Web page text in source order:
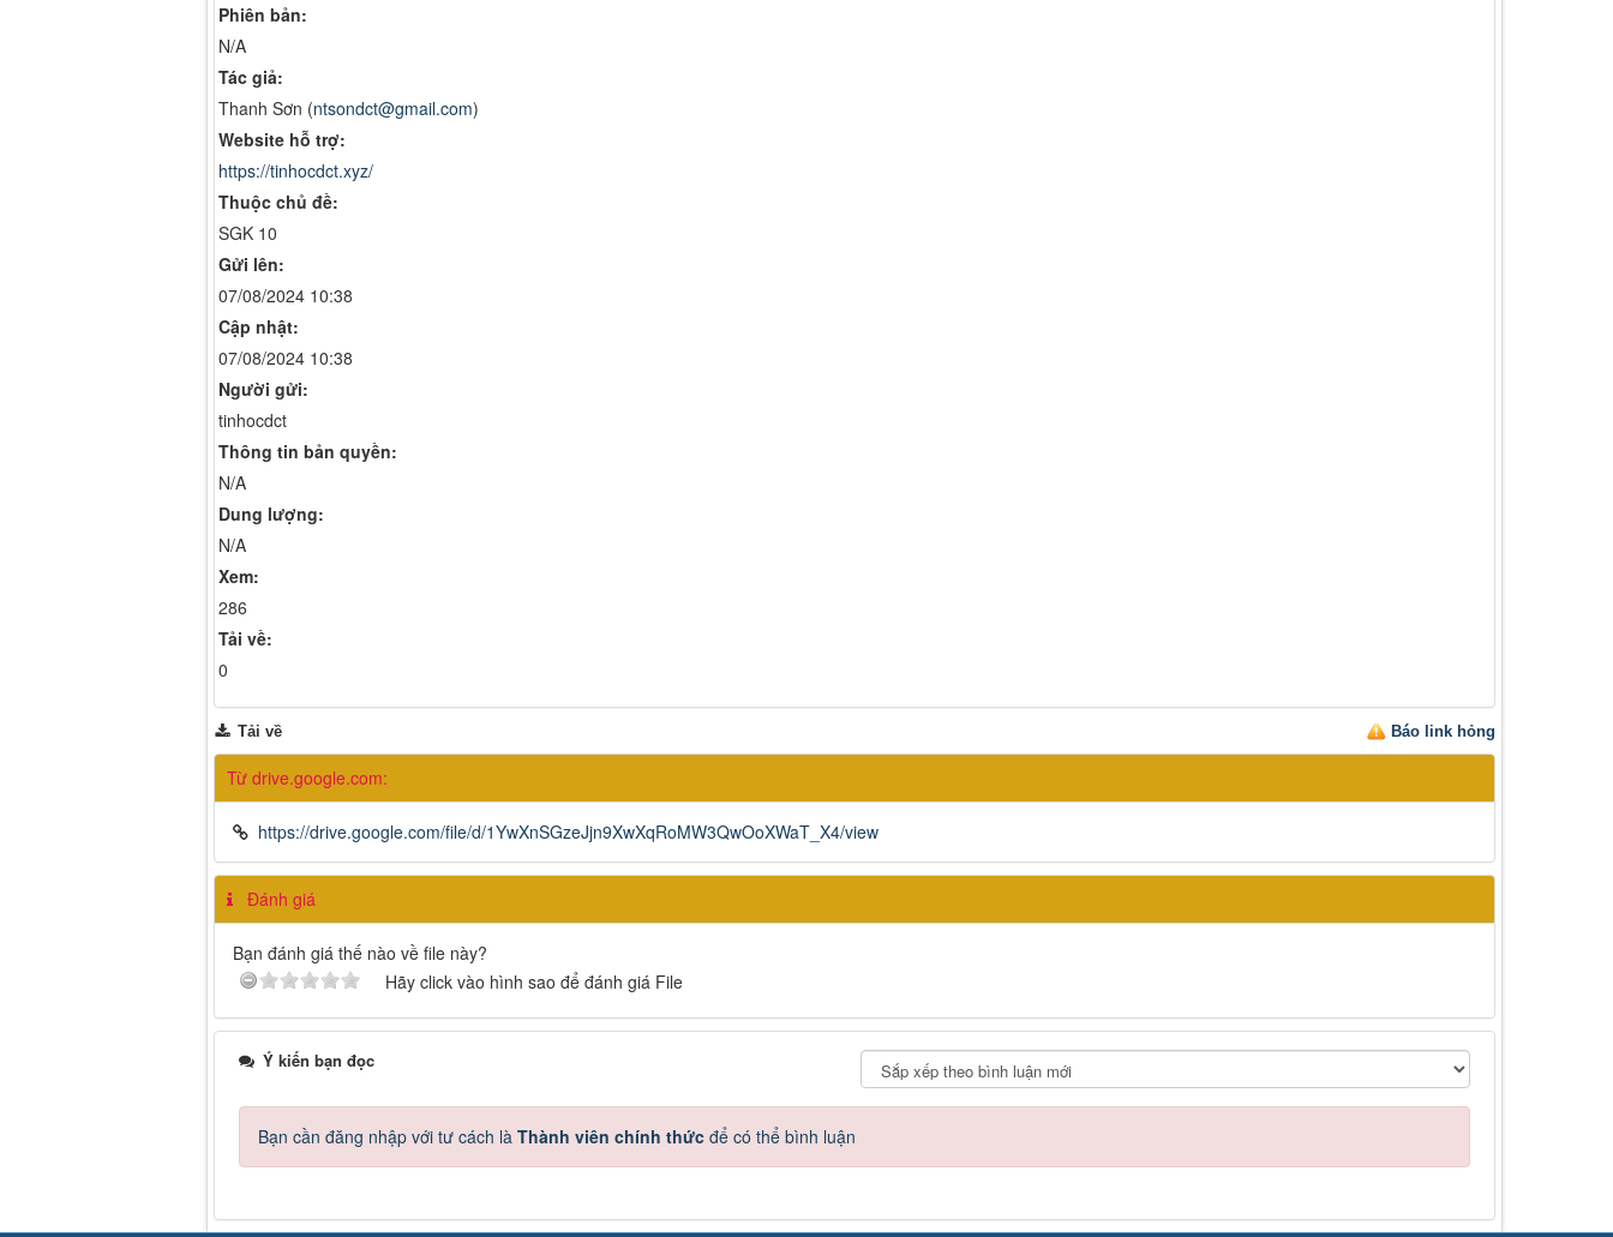
Phiên bản:
N/A
Tác giả:
Thanh Sơn (ntsondct@gmail.com)
Website hỗ trợ:
https://tinhocdct.xyz/
Thuộc chủ đề:
SGK 10
Gửi lên:
07/08/2024 10:38
Cập nhật:
07/08/2024 10:38
Người gửi:
tinhocdct
Thông tin bản quyền:
N/A
Dung lượng:
N/A
Xem:
286
Tải về:
0
Báo link hỏng
Tải về
Từ drive.google.com:
https://drive.google.com/file/d/1YwXnSGzeJjn9XwXqRoMW3QwOoXWaT_X4/view
Đánh giá
Bạn đánh giá thế nào về file này?
Hãy click vào hình sao để đánh giá File
Ý kiến bạn đọc
Bạn cần đăng nhập với tư cách là Thành viên chính thức để có thể bình luận